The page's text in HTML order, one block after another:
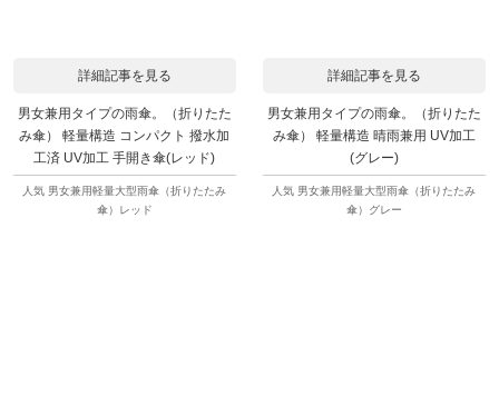
詳細記事を見る
男女兼用タイプの雨傘。（折りたた
み傘） 軽量構造 コンパクト 撥水加
工済 UV加工 手開き傘(レッド)
人気 男女兼用軽量大型雨傘（折りたたみ
傘）レッド
詳細記事を見る
男女兼用タイプの雨傘。（折りたた
み傘） 軽量構造 晴雨兼用 UV加工
(グレー)
人気 男女兼用軽量大型雨傘（折りたたみ
傘）グレー